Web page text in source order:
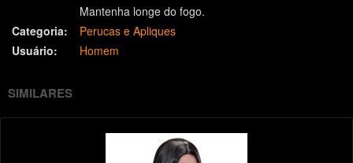
Mantenha longe do fogo.
Categoria:
Perucas e Apliques
Usuário:
Homem
SIMILARES